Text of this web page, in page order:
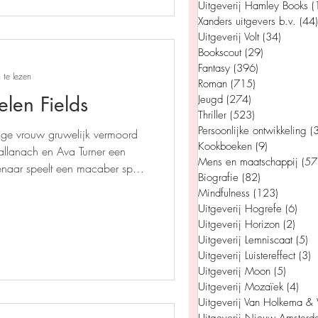
Fields
vrouw gruwelijk vermoord
en Ava Turner een
speelt een macaber spel
te lezen
Uitgeverij Hamley Books
Xanders uitgevers b.v. (44)
Uitgeverij Volt (34)
Bookscout (29)
Fantasy (396)
Roman (715)
Jeugd (274)
Thriller (523)
Persoonlijke ontwikkeling
Kookboeken (9)
Mens en maatschappij
Biografie (82)
Mindfulness (123)
Uitgeverij Hogrefe (6)
Uitgeverij Horizon (2)
Uitgeverij Lemniscaat (5)
Uitgeverij Luistereffect (3)
Uitgeverij Moon (5)
Uitgeverij Mozaïek (4)